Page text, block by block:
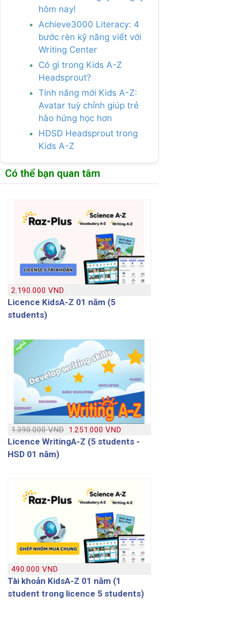
hôm nay!
Achieve3000 Literacy: 4
bước rèn kỹ năng viết với
Writing Center
Có gì trong Kids A-Z
Headsprout?
Tính năng mới Kids A-Z:
Avatar tuỳ chỉnh giúp trẻ
hào hứng học hơn
HDSD Headsprout trong
Kids A-Z
Có thể bạn quan tâm
2.190.000 VND
Licence KidsA-Z 01 năm (5
students)
1.390.000 VND 1.251.000 VND
Licence WritingA-Z (5 students -
HSD 01 năm)
490.000 VND
Tài khoản KidsA-Z 01 năm (1
student trong licence 5 students)